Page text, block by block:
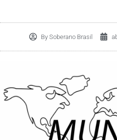
BySoberano Brasil